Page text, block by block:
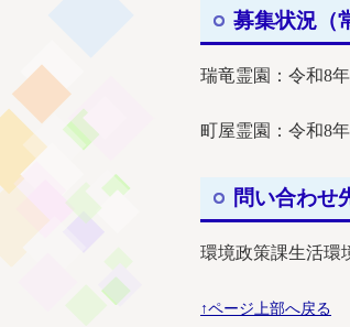
募集状況（
瑞竜霊園：令和8年
町屋霊園：令和8年
問い合わせ
環境政策課生活環
↑ページ上部へ戻る